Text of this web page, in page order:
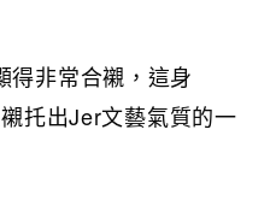
得非常合襯，這身
托出Jer文藝氣質的一